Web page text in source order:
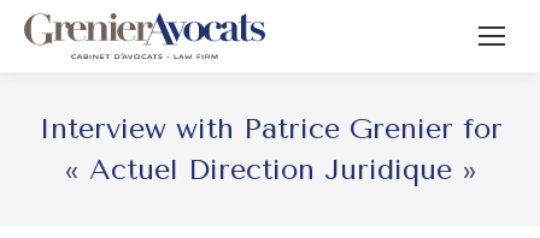
Interview with Patrice Grenier for
« Actuel Direction Juridique »